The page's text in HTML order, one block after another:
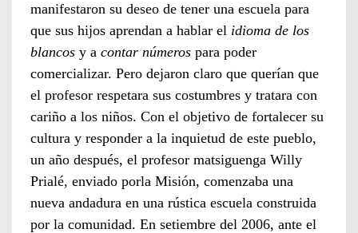
manifestaron su deseo de tener una escuela para
que sus hijos aprendan a hablar el idioma de los
blancos y a contar números para poder
comercializar. Pero dejaron claro que querían que
el profesor respetara sus costumbres y tratara con
cariño a los niños. Con el objetivo de fortalecer su
cultura y responder a la inquietud de este pueblo,
un año después, el profesor matsiguenga Willy
Prialé, enviado porla Misión, comenzaba una
nueva andadura en una rústica escuela construida
por la comunidad. En setiembre del 2006, ante el